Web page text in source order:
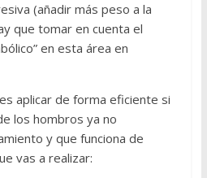
(añadir más peso a la
que tomar en cuenta el
en esta área en
aplicar de forma eficiente si
los hombros ya no
y que funciona de
vas a realizar: